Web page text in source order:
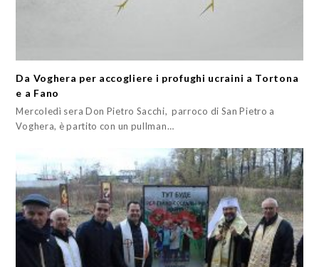
Da Voghera per accogliere i profughi ucraini a Tortona
e a Fano
Mercoledì sera Don Pietro Sacchi, parroco di San Pietro a
Voghera, è partito con un pullman…